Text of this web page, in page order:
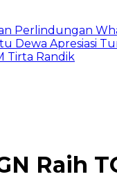
Perlindungan
Dewa Apresiasi
Tirta Randik
Raih